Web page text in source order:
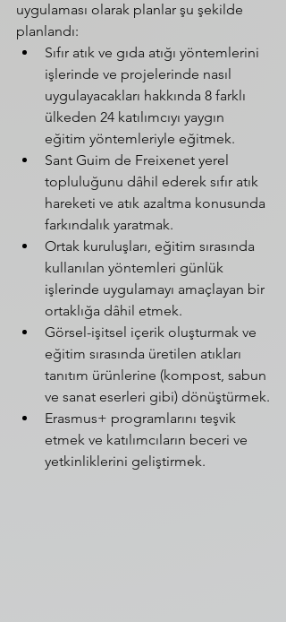
uygulaması olarak planlar şu şekilde
planlandı:
Sıfır atık ve gıda atığı yöntemlerini
işlerinde ve projelerinde nasıl
uygulayacakları hakkında 8 farklı
ülkeden 24 katılımcıyı yaygın
eğitim yöntemleriyle eğitmek.
Sant Guim de Freixenet yerel
topluluğunu dâhil ederek sıfır atık
hareketi ve atık azaltma konusunda
farkındalık yaratmak.
Ortak kuruluşları, eğitim sırasında
kullanılan yöntemleri günlük
işlerinde uygulamayı amaçlayan bir
ortaklığa dâhil etmek.
Görsel-işitsel içerik oluşturmak ve
eğitim sırasında üretilen atıkları
tanıtım ürünlerine (kompost, sabun
ve sanat eserleri gibi) dönüştürmek.
Erasmus+ programlarını teşvik
etmek ve katılımcıların beceri ve
yetkinliklerini geliştirmek.